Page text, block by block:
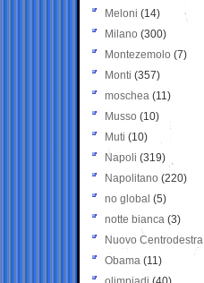
Meloni (14)
Milano (300)
Montezemolo (7)
Monti (357)
moschea (11)
Musso (10)
Muti (10)
Napoli (319)
Napolitano (220)
no global (5)
notte bianca (3)
Nuovo Centrodestra
Obama (11)